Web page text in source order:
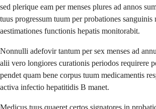
sed plerique eam per menses plures ad annos
tuus progressum tuum per probationes sanguinis
aestimationes functionis hepatis monitorabit.
Nonnulli adefovir tantum per sex menses ad
alii vero longiores curationis periodos requirere
pendet quam bene corpus tuum medicamentis
activa infectio hepatitidis B manet.